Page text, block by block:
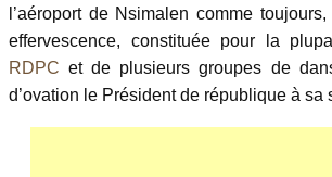
l’aéroport de Nsimalen comme
effervescence, constituée pour la
RDPC et de plusieurs groupes de
d’ovation le Président de république à sa